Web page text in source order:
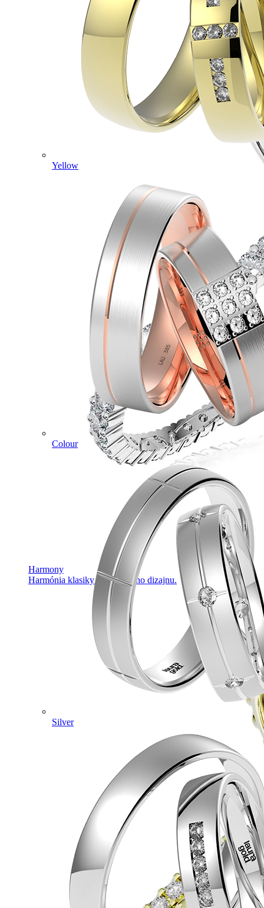
Harmony
Harmónia klasiky a moderného dizajnu.
Yellow
Colour
Silver